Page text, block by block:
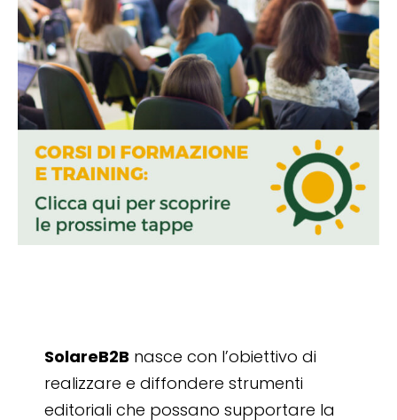
SolareB2B nasce con l’obiettivo di
realizzare e diffondere strumenti
editoriali che possano supportare la